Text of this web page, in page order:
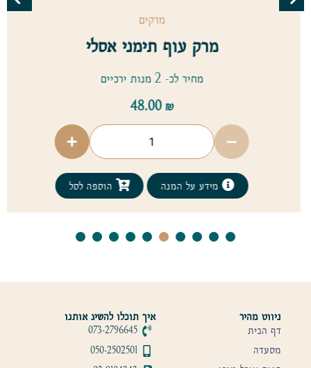
מרקים
מרק עוף תימני אסלי
מחיר לכ- 2 מנות ירכיים
48.00₪
מידע על המנה הוספה לסל
ניווט מהיר
דף הבית
מסעדה
איך תוכלו להשיג אותנו
073-2796645
050-2502501